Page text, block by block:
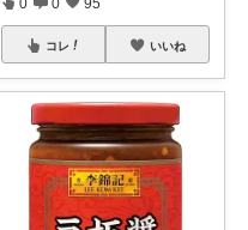
コレ いいね